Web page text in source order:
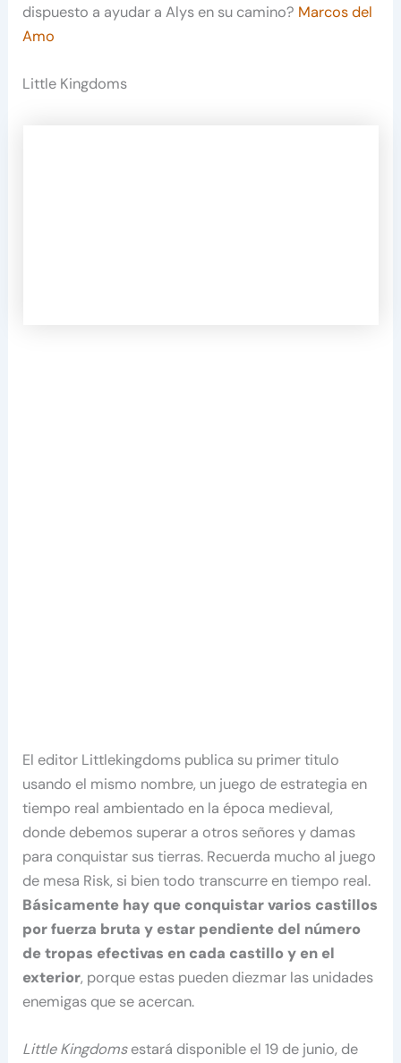
dispuesto a ayudar a Alys en su camino? Marcos del
Amo
Little Kingdoms
El editor Littlekingdoms publica su primer titulo
usando el mismo nombre, un juego de estrategia en
tiempo real ambientado en la época medieval,
donde debemos superar a otros señores y damas
para conquistar sus tierras. Recuerda mucho al juego
de mesa Risk, si bien todo transcurre en tiempo real.
Básicamente hay que conquistar varios castillos
por fuerza bruta y estar pendiente del número
de tropas efectivas en cada castillo y en el
exterior, porque estas pueden diezmar las unidades
enemigas que se acercan.
Little Kingdomsestará disponible el 19 de junio, de